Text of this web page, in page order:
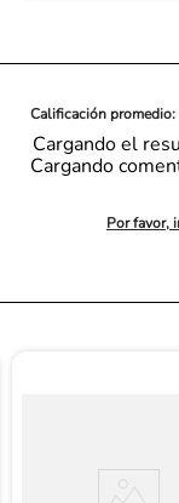
Cargando el
Por favor,
Cargando